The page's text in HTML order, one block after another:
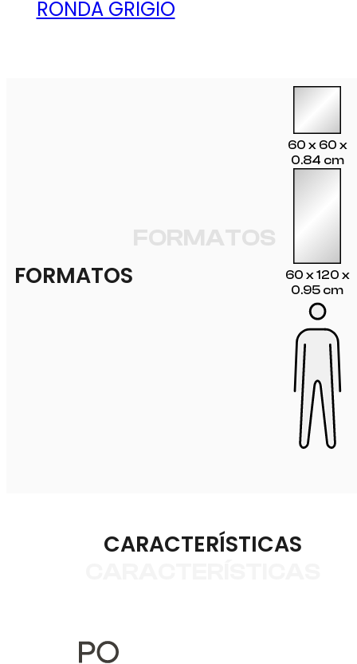
RONDA GRIGIO
FORMATOS
FORMATOS
60 x 60 x
0.84 cm
60 x 120 x
0.95 cm
CARACTERÍSTICAS